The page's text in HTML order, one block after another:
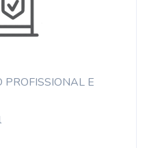
PROFISSIONAL E